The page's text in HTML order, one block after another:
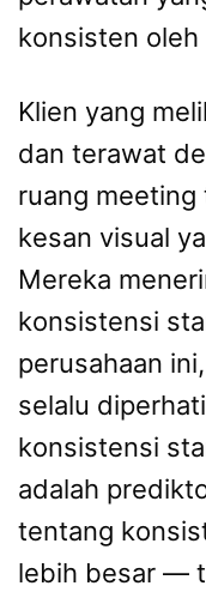
konsisten
Klien yang
dan terawat
ruang meeting
kesan visual
Mereka
konsistensi
perusahaan
selalu
konsistensi
adalah
tentang
lebih besar —